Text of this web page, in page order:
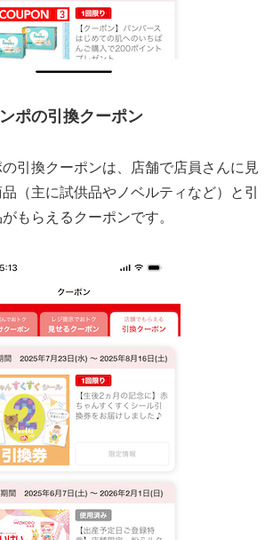
ポの引換クーポン
引換クーポンは、店舗で店員さんに見
（主に試供品やノベルティなど）と引
もらえるクーポンです。